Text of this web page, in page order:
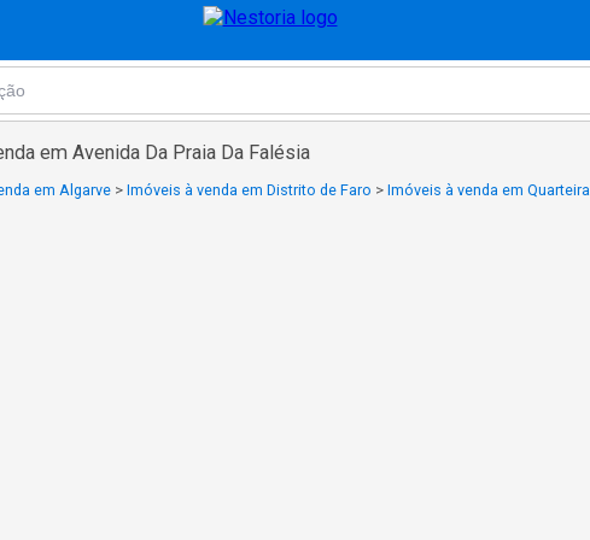
em Avenida Da Praia Da Falésia
em Algarve > Imóveis à venda em Distrito de Faro > Imóveis à venda em Quarteira